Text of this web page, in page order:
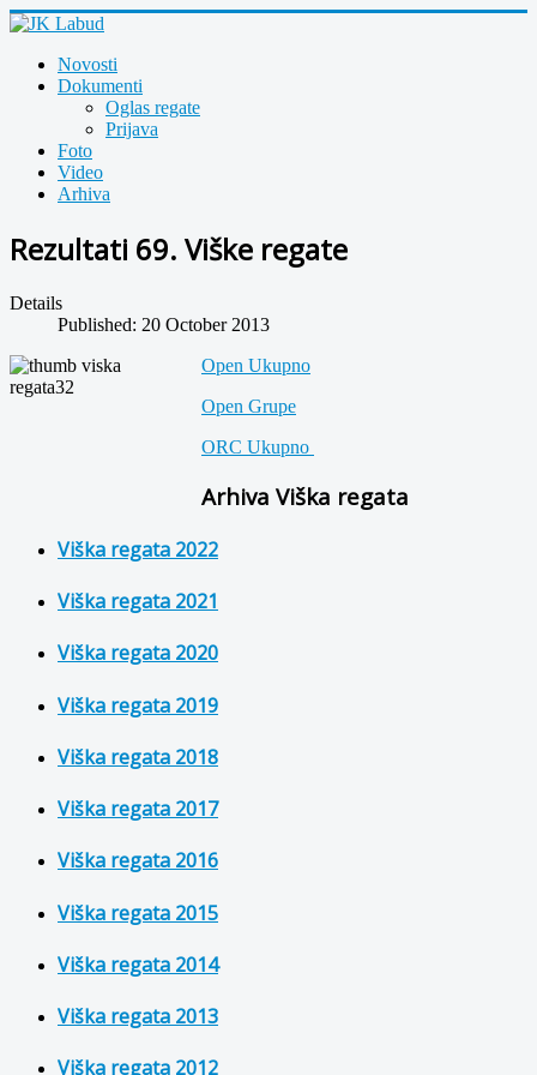
Novosti
Dokumenti
Oglas regate
Prijava
Foto
Video
Arhiva
Rezultati 69. Viške regate
Details
Published: 20 October 2013
Open Ukupno
Open Grupe
ORC Ukupno
Arhiva Viška regata
Viška regata 2022
Viška regata 2021
Viška regata 2020
Viška regata 2019
Viška regata 2018
Viška regata 2017
Viška regata 2016
Viška regata 2015
Viška regata 2014
Viška regata 2013
Viška regata 2012